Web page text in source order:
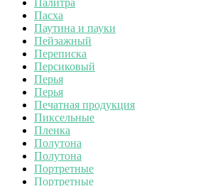
Пасха
Паутина и пауки
Пейзажный
Переписка
Персиковый
Перья
Перья
Печатная продукция
Пиксельные
Пленка
Полутона
Полутона
Портретные
Портретные